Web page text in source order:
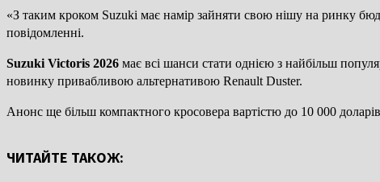
«З таким кроком Suzuki має намір зайняти свою нішу на ринку
повідомленні.
Suzuki Victoris 2026 має всі шанси стати однією з найбільш
новинку привабливою альтернативою Renault Duster.
Анонс ще більш компактного кросовера вартістю до 10 000
ЧИТАЙТЕ ТАКОЖ: